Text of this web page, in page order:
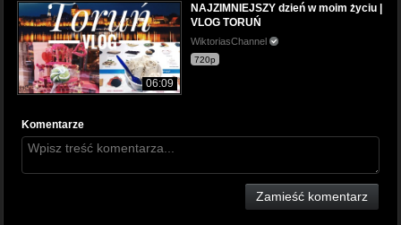
06:09
NAJZIMNIEJSZY dzień w moim życiu |
VLOG TORUŃ
WiktoriasChannel
720p
Komentarze
Zamieść komentarz